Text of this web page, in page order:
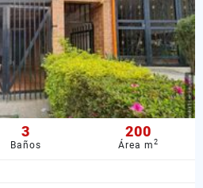
3
Baños
200
Área m2